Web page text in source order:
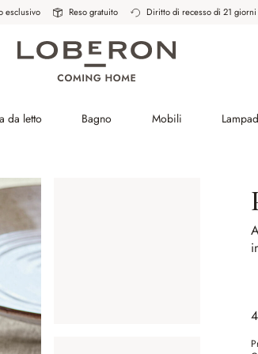
esclusivo Reso gratuito Diritto di recesso di 21 giorni
da letto Bagno Mobili